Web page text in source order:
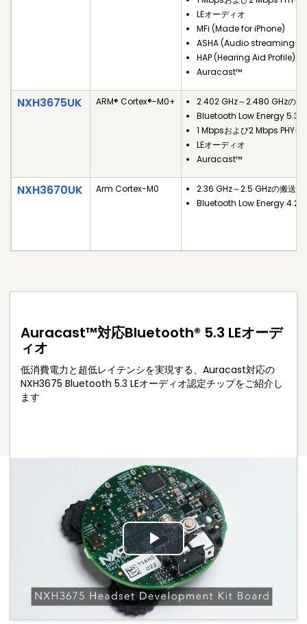
LEオーディオ
MFi (Made for iPhone)
ASHA (Audio streaming
HAP (Hearing Aid Profile)
Auracast™
NXH3675UK ARM® Cortex®-M0+
2.402 GHz～2.480 GHzの搬
Bluetooth Low Energy 5.3
1 Mbpsおよび2 Mbps PHYモ
LEオーディオ
Auracast™
NXH3670UK Arm Cortex-M0
2.36 GHz～2.5 GHzの搬送波
Bluetooth Low Energy 4.2 1
Auracast™対応Bluetooth® 5.3 LEオーデ
ィオ
低消費電力と超低レイテンシを実現する、Auracast対応の
NXH3675 Bluetooth 5.3 LEオーディオ認定チップをご紹介し
ます
Play
Video